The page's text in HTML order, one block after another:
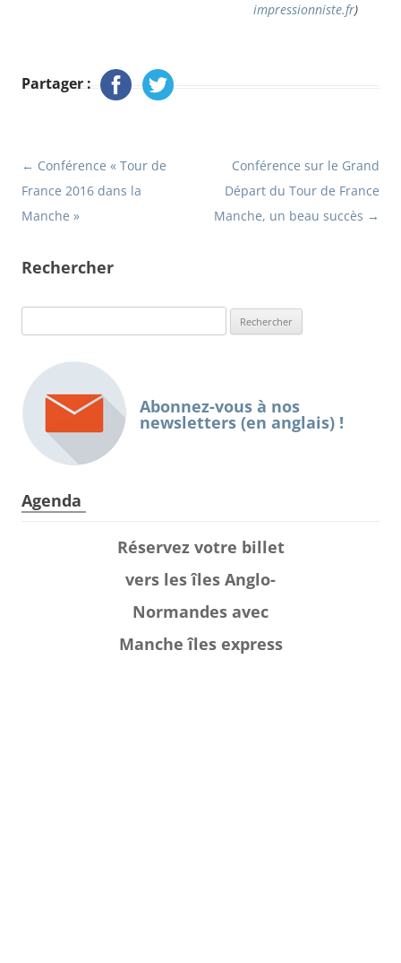
impressionniste.fr)
Partager :
Navigation
des
articles
← Conférence « Tour de
France 2016 dans la
Manche »
Conférence sur le Grand
Départ du Tour de France
Manche, un beau succès →
Rechercher
Abonnez-vous à nos
newsletters (en anglais) !
Agenda
Réservez votre billet
vers les îles Anglo-
Normandes avec
Manche îles express